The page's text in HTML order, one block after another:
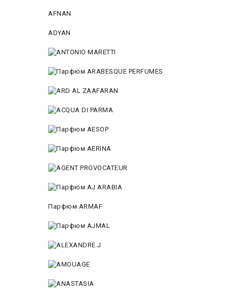
AFNAN
ADYAN
Парфюм ARMAF